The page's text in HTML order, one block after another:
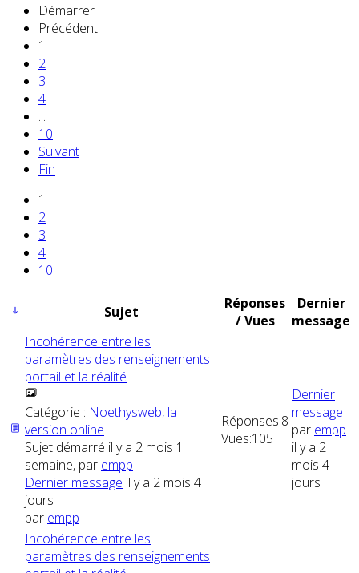
Démarrer
Précédent
1
2
3
4
...
10
Suivant
Fin
1
2
3
4
10
Sujet
Réponses
/ Vues
Dernier
message
Incohérence entre les
paramètres des renseignements
portail et la réalité
Catégorie : Noethysweb, la
version online
Sujet démarré il y a 2 mois 1
semaine, par empp
Dernier message il y a 2 mois 4
jours
par empp
Réponses:8
Vues:105
Dernier
message
par empp
il y a 2
mois 4
jours
Incohérence entre les
paramètres des renseignements